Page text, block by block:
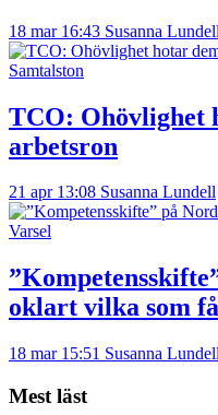
18 mar 16:43 Susanna Lundell
Samtalston
TCO: Ohövlighet
arbetsron
21 apr 13:08 Susanna Lundell
Varsel
oklart vilka som
18 mar 15:51 Susanna Lundell
Mest läst